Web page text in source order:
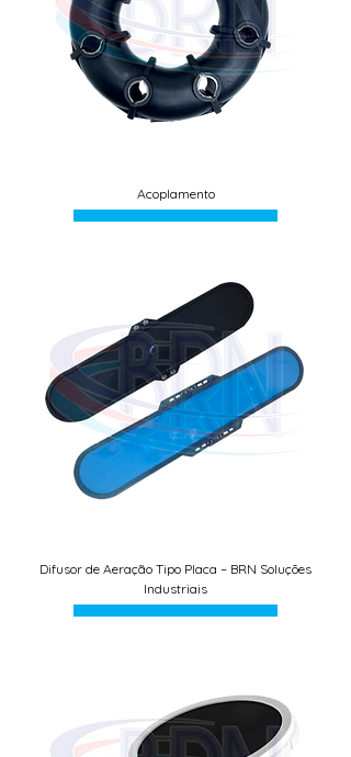
Acoplamento
Difusor de Aeração Tipo Placa – BRN Soluções
Industriais